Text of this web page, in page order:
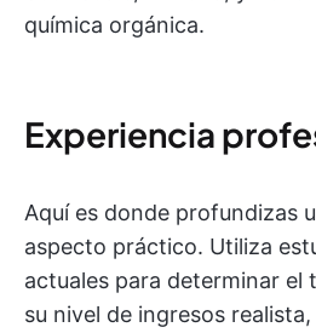
química orgánica.
Experiencia
Aquí es donde profundizas
aspecto práctico. Utiliza
actuales para determinar el
su nivel de ingresos